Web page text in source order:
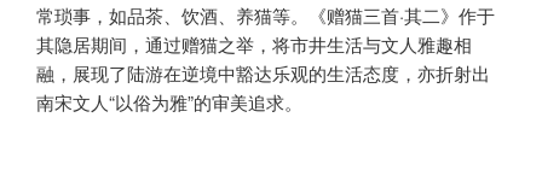
常琐事，如品茶、饮酒、养猫等。《赠猫三首·其二》作于
其隐居期间，通过赠猫之举，将市井生活与文人雅趣相
融，展现了陆游在逆境中豁达乐观的生活态度，亦折射出
南宋文人“以俗为雅”的审美追求。